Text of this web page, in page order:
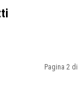
Pagina 2 di